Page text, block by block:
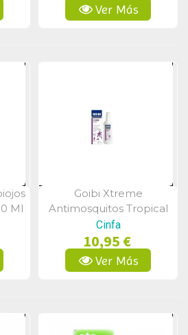
Ver Más
Ml
Vista Rápida
Goibi Xtreme
Antimosquitos Tropical
Spray 75 Ml
Cinfa
10,95 €
Ver Más